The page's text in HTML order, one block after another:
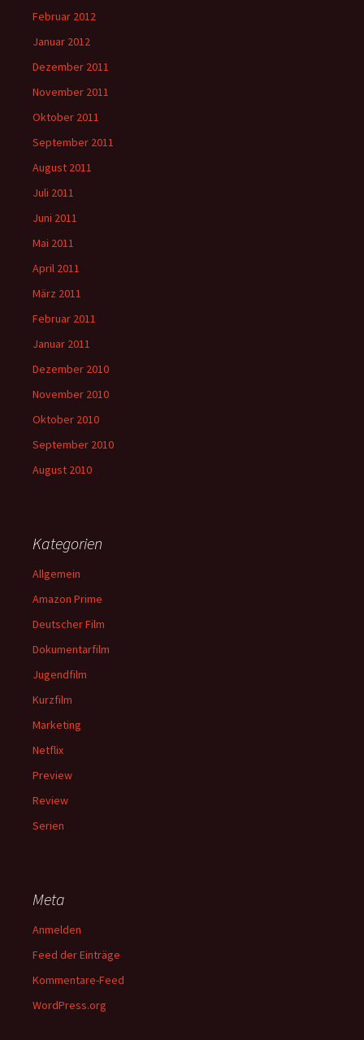
Februar 2012
Januar 2012
Dezember 2011
November 2011
Oktober 2011
September 2011
August 2011
Juli 2011
Juni 2011
Mai 2011
April 2011
März 2011
Februar 2011
Januar 2011
Dezember 2010
November 2010
Oktober 2010
September 2010
August 2010
Kategorien
Allgemein
Amazon Prime
Deutscher Film
Dokumentarfilm
Jugendfilm
Kurzfilm
Marketing
Netflix
Preview
Review
Serien
Meta
Anmelden
Feed der Einträge
Kommentare-Feed
WordPress.org